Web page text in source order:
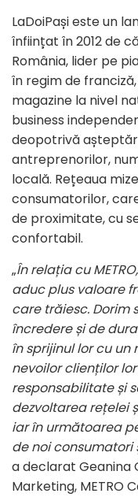
LaDoiPași este un
înființat în 2012 de
România, lider pe
în regim de
magazine la nivel
business
deopotrivă
antreprenorilor,
locală. Rețeaua
consumatorilor,
de proximitate, cu
confortabil.
„În relația cu
aduc plus valoare
care trăiesc. Dorim
încredere și de
în sprijinul lor cu
nevoilor clienților
responsabilitate și
dezvoltarea rețelei
iar în următoarea
de noi consumatori
a declarat Geanina
Marketing, METRO